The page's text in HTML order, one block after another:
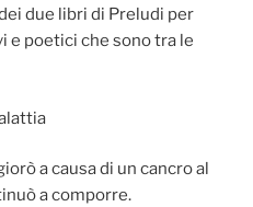
due libri di Preludi per
e poetici che sono tra le
a causa di un cancro al
a comporre.